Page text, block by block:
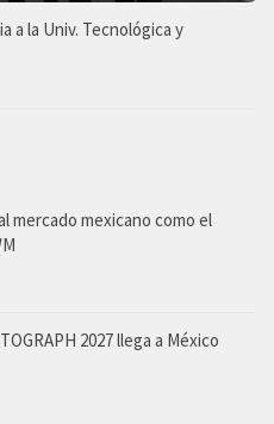
a la Univ. Tecnológica y
mercado mexicano como el
2027 llega a México